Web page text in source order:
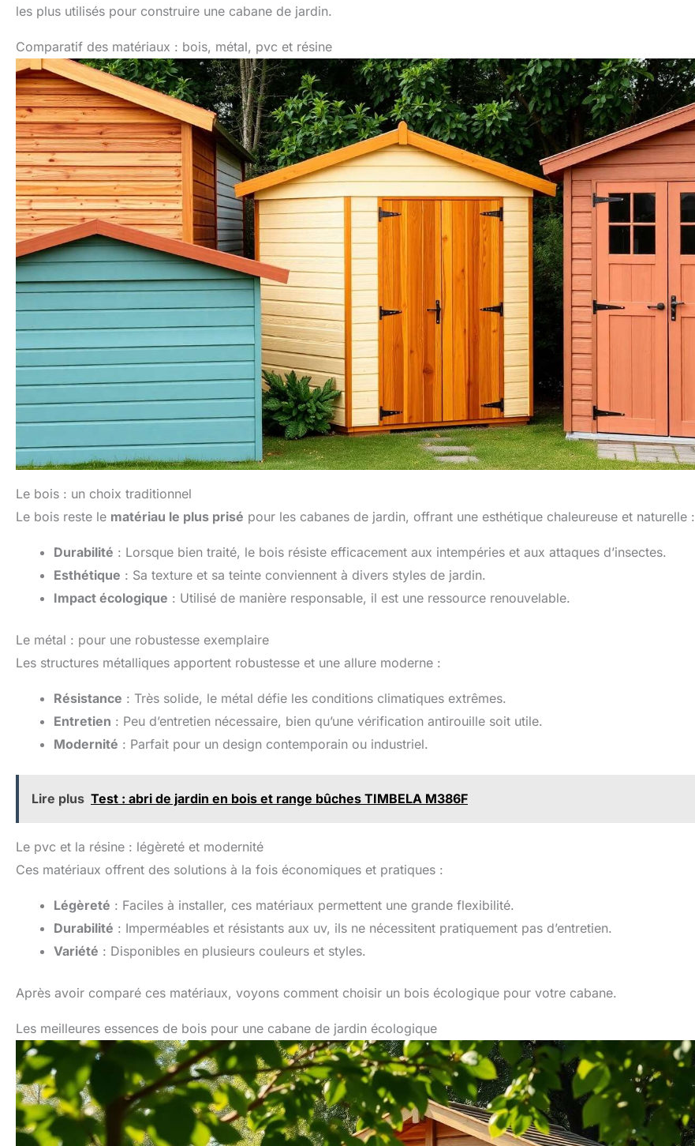
les plus utilisés pour construire une cabane de jardin.
Comparatif des matériaux : bois, métal, pvc et résine
Le bois : un choix traditionnel
Le bois reste le matériau le plus prisé pour les cabanes de jardin, offrant une esthétique chaleureuse et naturelle :
Durabilité : Lorsque bien traité, le bois résiste efficacement aux intempéries et aux attaques d’insectes.
Esthétique : Sa texture et sa teinte conviennent à divers styles de jardin.
Impact écologique : Utilisé de manière responsable, il est une ressource renouvelable.
Le métal : pour une robustesse exemplaire
Les structures métalliques apportent robustesse et une allure moderne :
Résistance : Très solide, le métal défie les conditions climatiques extrêmes.
Entretien : Peu d’entretien nécessaire, bien qu’une vérification antirouille soit utile.
Modernité : Parfait pour un design contemporain ou industriel.
Lire plus Test : abri de jardin en bois et range bûches TIMBELA M386F
Le pvc et la résine : légèreté et modernité
Ces matériaux offrent des solutions à la fois économiques et pratiques :
Légèreté : Faciles à installer, ces matériaux permettent une grande flexibilité.
Durabilité : Imperméables et résistants aux uv, ils ne nécessitent pratiquement pas d’entretien.
Variété : Disponibles en plusieurs couleurs et styles.
Après avoir comparé ces matériaux, voyons comment choisir un bois écologique pour votre cabane.
Les meilleures essences de bois pour une cabane de jardin écologique